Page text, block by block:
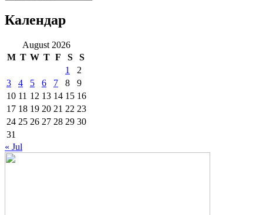
Календар
August 2026
M T W T F S
S
1
2
3
4 5 6 7 8
9
10 11 12 13 14 15 16
17 18 19 20 21 22 23
24 25 26 27 28 29 30
31
« Jul